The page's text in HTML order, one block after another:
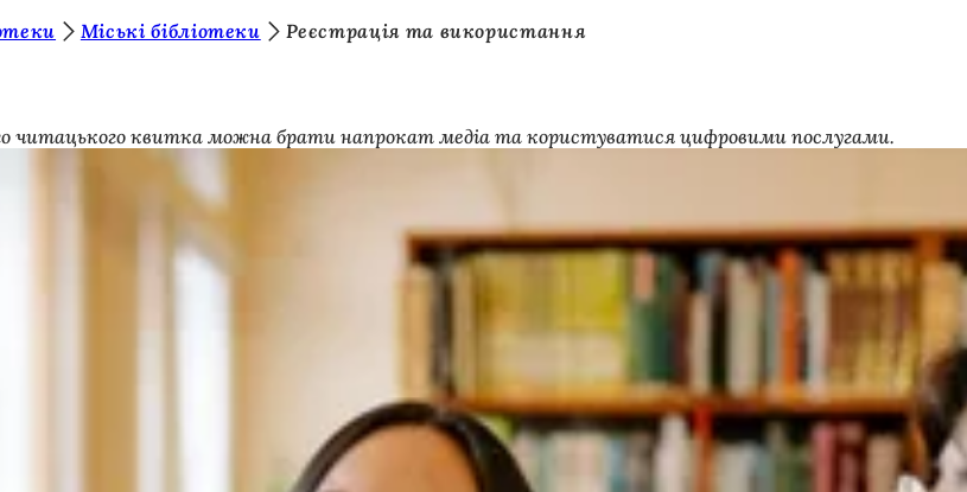
Міські бібліотеки
Реєстрація та використання
читацького квитка можна брати напрокат медіа та користуватися цифровими послугами.